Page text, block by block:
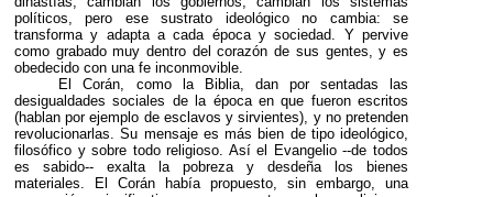
políticos, pero ese sustrato ideológico no cambia: se
transforma y adapta a cada época y sociedad. Y pervive
como grabado muy dentro del corazón de sus gentes, y es
obedecido con una fe inconmovible.
El Corán, como la Biblia, dan por sentadas las
desigualdades sociales de la época en que fueron escritos
(hablan por ejemplo de esclavos y sirvientes), y no pretenden
revolucionarlas. Su mensaje es más bien de tipo ideológico,
filosófico y sobre todo religioso. Así el Evangelio --de todos
es sabido-- exalta la pobreza y desdeña los bienes
materiales. El Corán había propuesto, sin embargo, una